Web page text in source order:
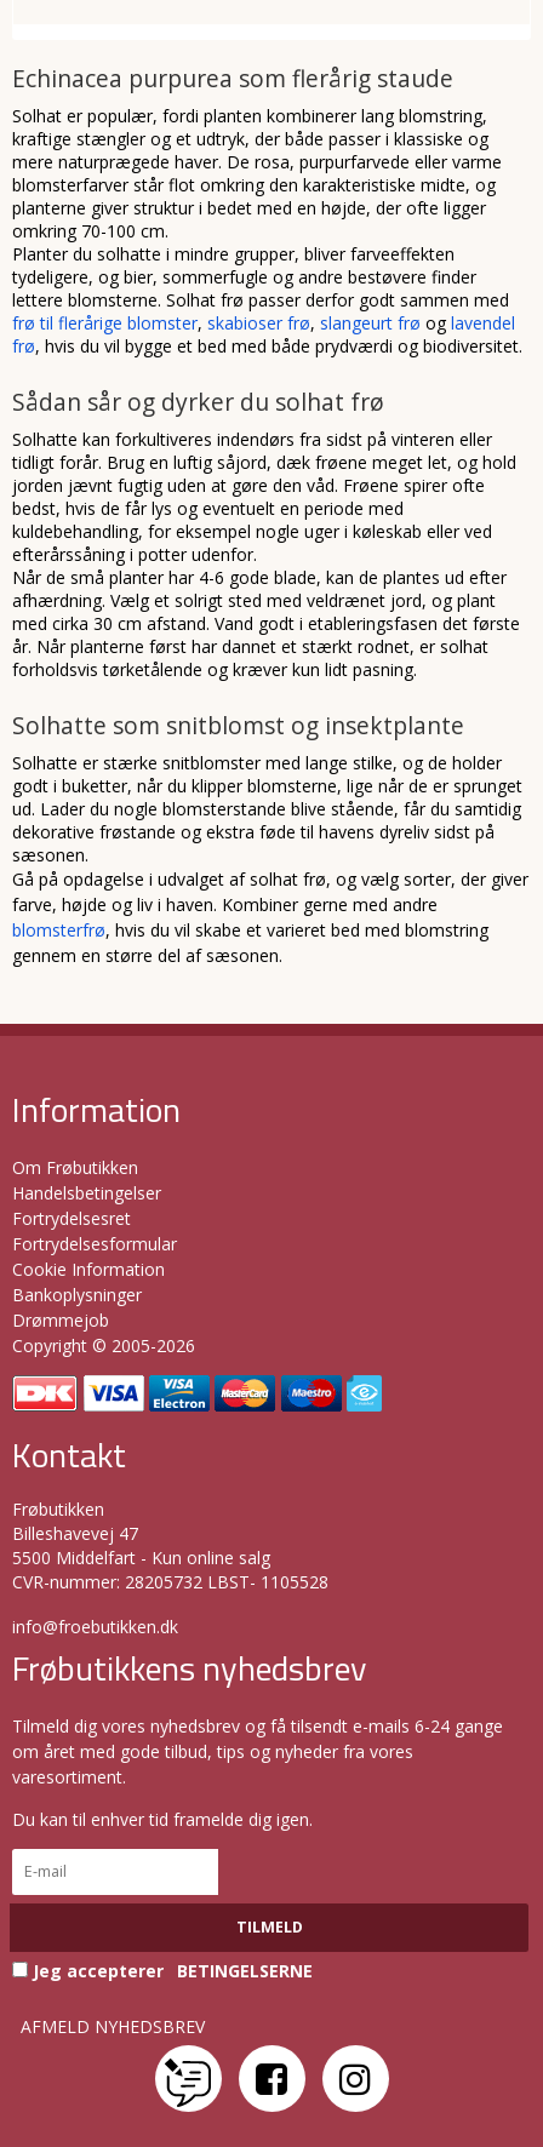
Echinacea purpurea som flerårig staude
Solhat er populær, fordi planten kombinerer lang blomstring,
kraftige stængler og et udtryk, der både passer i klassiske og
mere naturprægede haver. De rosa, purpurfarvede eller varme
blomsterfarver står flot omkring den karakteristiske midte, og
planterne giver struktur i bedet med en højde, der ofte ligger
omkring 70-100 cm.
Planter du solhatte i mindre grupper, bliver farveeffekten
tydeligere, og bier, sommerfugle og andre bestøvere finder
lettere blomsterne. Solhat frø passer derfor godt sammen med
frø til flerårige blomster, skabioser frø, slangeurt frø oglavendel
frø, hvis du vil bygge et bed med både prydværdi og biodiversitet.
Sådan sår og dyrker du solhat frø
Solhatte kan forkultiveres indendørs fra sidst på vinteren eller
tidligt forår. Brug en luftig såjord, dæk frøene meget let, og hold
jorden jævnt fugtig uden at gøre den våd. Frøene spirer ofte
bedst, hvis de får lys og eventuelt en periode med
kuldebehandling, for eksempel nogle uger i køleskab eller ved
efterårssåning i potter udenfor.
Når de små planter har 4-6 gode blade, kan de plantes ud efter
afhærdning. Vælg et solrigt sted med veldrænet jord, og plant
med cirka 30 cm afstand. Vand godt i etableringsfasen det første
år. Når planterne først har dannet et stærkt rodnet, er solhat
forholdsvis tørketålende og kræver kun lidt pasning.
Solhatte som snitblomst og insektplante
Solhatte er stærke snitblomster med lange stilke, og de holder
godt i buketter, når du klipper blomsterne, lige når de er sprunget
ud. Lader du nogle blomsterstande blive stående, får du samtidig
dekorative frøstande og ekstra føde til havens dyreliv sidst på
sæsonen.
Gå på opdagelse i udvalget af solhat frø, og vælg sorter, der giver
farve, højde og liv i haven. Kombiner gerne med andre
blomsterfrø, hvis du vil skabe et varieret bed med blomstring
gennem en større del af sæsonen.
Information
Om Frøbutikken
Handelsbetingelser
Fortrydelsesret
Fortrydelsesformular
Cookie Information
Bankoplysninger
Drømmejob
Copyright © 2005-2026
Kontakt
Frøbutikken
Billeshavevej 47
5500 Middelfart - Kun online salg
CVR-nummer: 28205732 LBST- 1105528
info@froebutikken.dk
Frøbutikkens nyhedsbrev
Tilmeld dig vores nyhedsbrev og få tilsendt e-mails 6-24 gange
om året med gode tilbud, tips og nyheder fra vores
varesortiment.
Du kan til enhver tid framelde dig igen.
TILMELD
Jeg accepterer BETINGELSERNE
AFMELD NYHEDSBREV